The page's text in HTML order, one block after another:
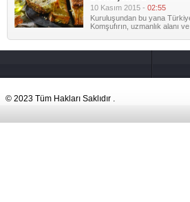
10 Kasım 2015 - 02:55
Kuruluşundan bu yana
Komşufırın, uzmanlık alanı
© 2023 Tüm Hakları Saklıdır .